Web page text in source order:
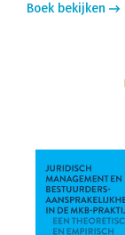
Boek bekijken